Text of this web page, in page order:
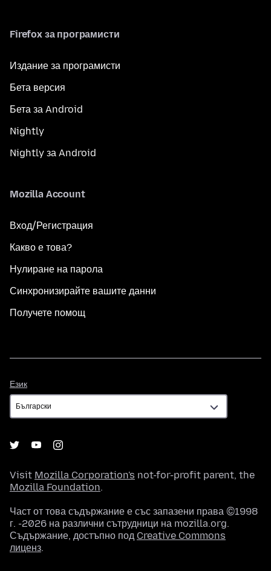
Firefox за програмисти
Издание за програмисти
Бета версия
Бета за Android
Nightly
Nightly за Android
Mozilla Account
Вход/Регистрация
Какво е това?
Нулиране на парола
Синхронизирайте вашите данни
Получете помощ
Език
Visit Mozilla Corporation's not-for-profit parent, the
Mozilla Foundation.
Част от това съдържание е със запазени права ©1998
г. -2026 на различни сътрудници на mozilla.org.
Съдържание, достъпно под Creative Commons
лиценз.